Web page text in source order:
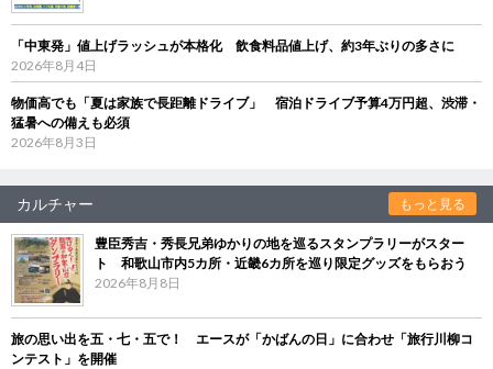
「中東発」値上げラッシュが本格化 飲食料品値上げ、約3年ぶりの多さに
2026年8月4日
物価高でも「夏は家族で長距離ドライブ」 宿泊ドライブ予算4万円超、渋滞・
猛暑への備えも必須
2026年8月3日
カルチャー もっと見る
豊臣秀吉・秀長兄弟ゆかりの地を巡るスタンプラリーがスター
ト 和歌山市内5カ所・近畿6カ所を巡り限定グッズをもらおう
2026年8月8日
旅の思い出を五・七・五で！ エースが「かばんの日」に合わせ「旅行川柳コ
ンテスト」を開催